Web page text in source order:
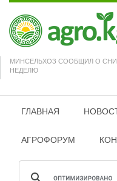
МИНСЕЛЬХОЗ СООБЩИЛ О
НЕДЕЛЮ
ГЛАВНАЯ
АГРОФОРУМ